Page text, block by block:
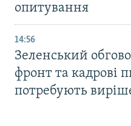
опитування
14:56
Зеленський
фронт та кадрові
потребують